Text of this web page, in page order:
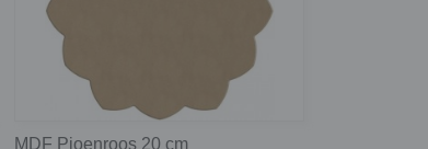
MDF Pioenroos 20 cm